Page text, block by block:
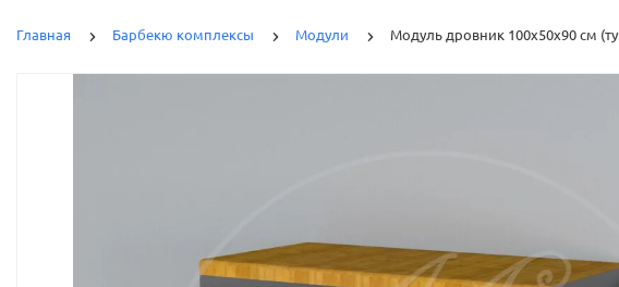
Главная Барбекю комплексы Модули Модуль дровник 100х50х90 см